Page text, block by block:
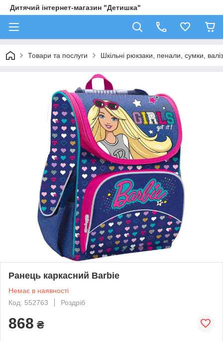
Дитячий інтернет-магазин "Детишка"
Товари та послуги Шкільні рюкзаки, пенали, сумки,
Ранець каркасний Barbie
Немає в наявності
Код: 552763
Роздріб
868 ₴